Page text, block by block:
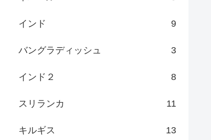
インド 9
バングラディッシュ 3
インド２ 8
スリランカ 11
キルギス 13